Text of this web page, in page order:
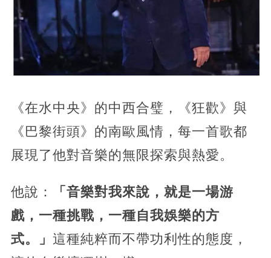
《在水中央》的中西合璧，《狂歡》與
《巴黎街頭》的南歐風情，每一首歌都
展現了他對音樂的無限探索與熱愛。
他說：
「音樂對我來說，就是一場游
戲，一種挑戰，一種自我娛樂的方
式。」 這種純粹而不帶功利性的態度，